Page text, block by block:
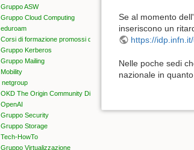
Gruppo ASW
Gruppo Cloud Computing
eduroam
Corsi di formazione promossi da CCR
Gruppo Kerberos
Gruppo Mailing
Mobility
netgroup
OKD The Origin Community Distribution of Kubernetes
OpenAI
Gruppo Security
Gruppo Storage
Tech-HowTo
Gruppo Virtualizzazione
Se al momento
inseriscono un
https://
Nelle poche sedi
nazionale in